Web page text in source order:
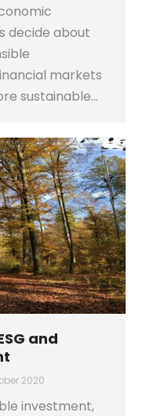
decide about
markets
sustainable…
and
2020
investment,